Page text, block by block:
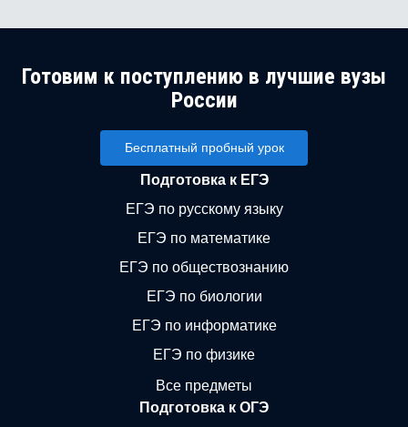
Готовим к поступлению в лучшие вузы
России
Бесплатный пробный урок
Подготовка к ЕГЭ
ЕГЭ по русскому языку
ЕГЭ по математике
ЕГЭ по обществознанию
ЕГЭ по биологии
ЕГЭ по информатике
ЕГЭ по физике
Все предметы
Подготовка к ОГЭ